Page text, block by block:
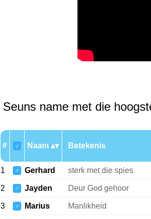
Seuns name met die
# ♂ Naam Betekenis
1 ♂ Gerhard sterk met die spies
2 ♂ Jayden Deur God gehoor
3 ♂ Marius Manlikheid